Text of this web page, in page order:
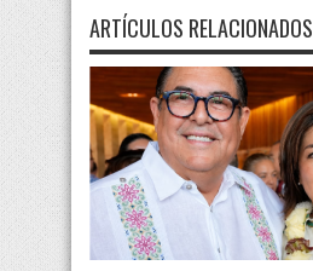
ARTÍCULOS RELACIONADOS